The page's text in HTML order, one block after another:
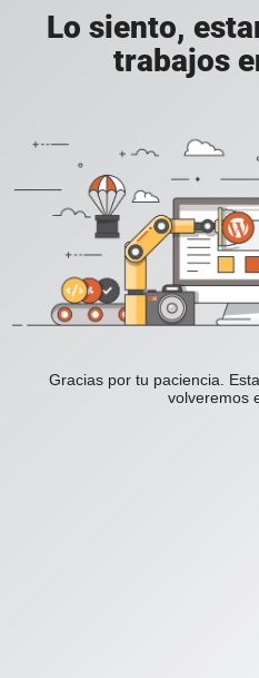
Lo siento,
trabajos
Gracias por tu paciencia.
volveremos